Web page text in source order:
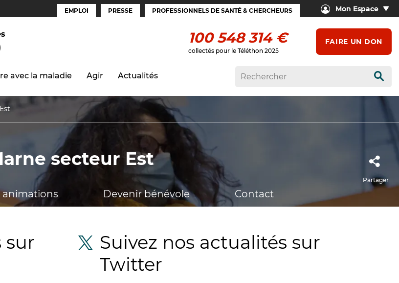
Espaces
EMPLOI PRESSE PROFESSIONNELS DE SANTÉ & CHERCHEURS Mon Espace
100 548 314 €
collectés pour le Téléthon 2025
FAIRE UN DON
avec la maladie Agir Actualités
secteur Est
Partager
animations Devenir bénévole Contact
sur
Suivez nos actualités sur
Twitter